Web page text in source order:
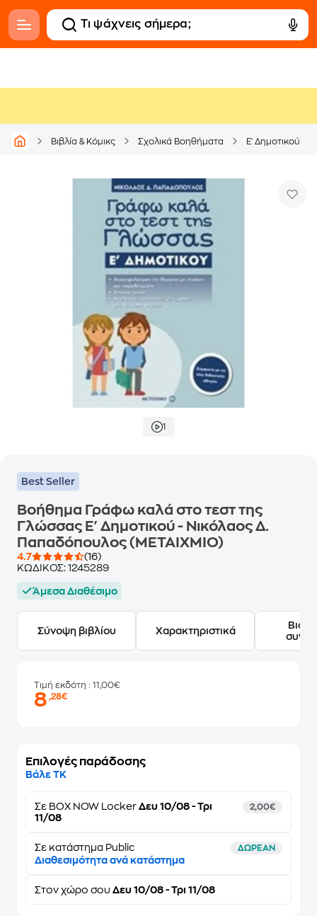
Βιβλία & Κόμικς Σχολικά Βοηθήματα Ε' Δημοτικού
1
Best Seller
Βοήθημα Γράφω καλά στο τεστ της
Γλώσσας Ε' Δημοτικού - Νικόλαος Δ.
Παπαδόπουλος (ΜΕΤΑΙΧΜΙΟ)
4.7
(16)
ΚΩΔΙΚΟΣ: 1245289
Άμεσα Διαθέσιμο
Σύνοψη βιβλίου Χαρακτηριστικά
Τιμή εκδότη : 11,00€
8,28€
Επιλογές παράδοσης
Βάλε ΤΚ
Σε BOX NOW Locker Δευ 10/08 - Τρι
11/08
2,00€
Σε κατάστημα Public ΔΩΡΕΑΝ
Διαθεσιμότητα ανά κατάστημα
Στον χώρο σου Δευ 10/08 - Τρι 11/08